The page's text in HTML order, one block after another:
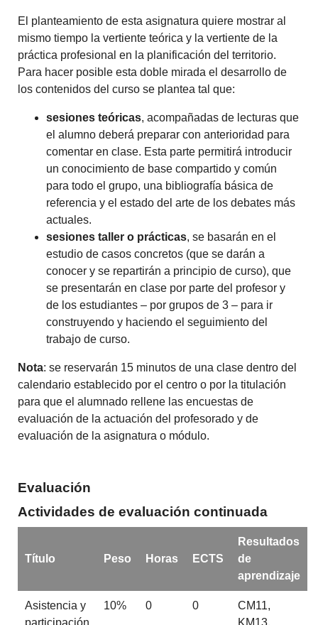
El planteamiento de esta asignatura quiere mostrar al
mismo tiempo la vertiente teórica y la vertiente de la
práctica profesional en la planificación del territorio.
Para hacer posible esta doble mirada el desarrollo de
los contenidos del curso se plantea tal que:
sesiones teóricas, acompañadas de lecturas que
el alumno deberá preparar con anterioridad para
comentar en clase. Esta parte permitirá introducir
un conocimiento de base compartido y común
para todo el grupo, una bibliografía básica de
referencia y el estado del arte de los debates más
actuales.
sesiones taller o prácticas, se basarán en el
estudio de casos concretos (que se darán a
conocer y se repartirán a principio de curso), que
se presentarán en clase por parte del profesor y
de los estudiantes – por grupos de 3 – para ir
construyendo y haciendo el seguimiento del
trabajo de curso.
Nota: se reservarán 15 minutos de una clase dentro del
calendario establecido por el centro o por la titulación
para que el alumnado rellene las encuestas de
evaluación de la actuación del profesorado y de
evaluación de la asignatura o módulo.
Evaluación
Actividades de evaluación continuada
Título Peso Horas ECTS
Resultados
de
aprendizaje
Asistencia y
10% 0 0
CM11,